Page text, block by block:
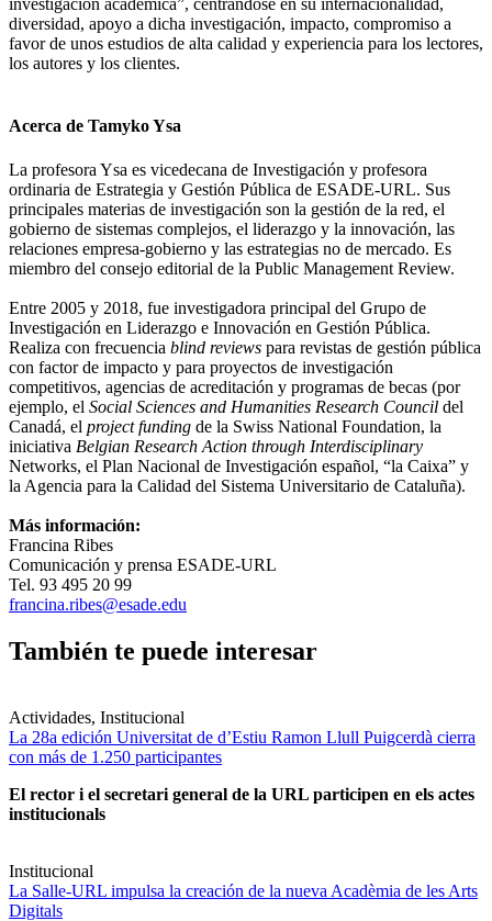
investigación académica”, centrándose en su internacionalidad,
diversidad, apoyo a dicha investigación, impacto, compromiso a
favor de unos estudios de alta calidad y experiencia para los lectores,
los autores y los clientes.
Acerca de Tamyko Ysa
La profesora Ysa es vicedecana de Investigación y profesora
ordinaria de Estrategia y Gestión Pública de ESADE-URL. Sus
principales materias de investigación son la gestión de la red, el
gobierno de sistemas complejos, el liderazgo y la innovación, las
relaciones empresa-gobierno y las estrategias no de mercado. Es
miembro del consejo editorial de la Public Management Review.
Entre 2005 y 2018, fue investigadora principal del Grupo de
Investigación en Liderazgo e Innovación en Gestión Pública.
Realiza con frecuencia blind reviews para revistas de gestión pública
con factor de impacto y para proyectos de investigación
competitivos, agencias de acreditación y programas de becas (por
ejemplo, el Social Sciences and Humanities Research Council del
Canadá, el project funding de la Swiss National Foundation, la
iniciativa Belgian Research Action through Interdisciplinary
Networks, el Plan Nacional de Investigación español, “la Caixa” y
la Agencia para la Calidad del Sistema Universitario de Cataluña).
Más información:
Francina Ribes
Comunicación y prensa ESADE-URL
Tel. 93 495 20 99
francina.ribes@esade.edu
También te puede interesar
Actividades, Institucional
La 28a edición Universitat de d’Estiu Ramon Llull Puigcerdà cierra
con más de 1.250 participantes
El rector i el secretari general de la URL participen en els actes
institucionals
Institucional
La Salle-URL impulsa la creación de la nueva Acadèmia de les Arts
Digitals